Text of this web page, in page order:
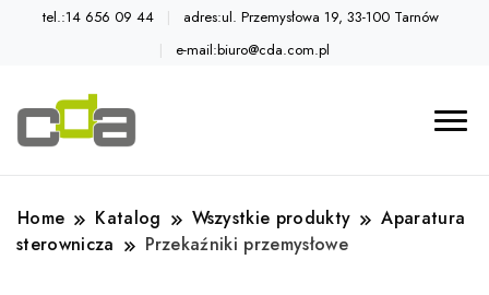
tel.:14 656 09 44
adres:ul. Przemysłowa 19, 33-100 Tarnów
e-mail:biuro@cda.com.pl
Home Katalog Wszystkie produkty
Aparatura
sterownicza
Przekaźniki przemysłowe